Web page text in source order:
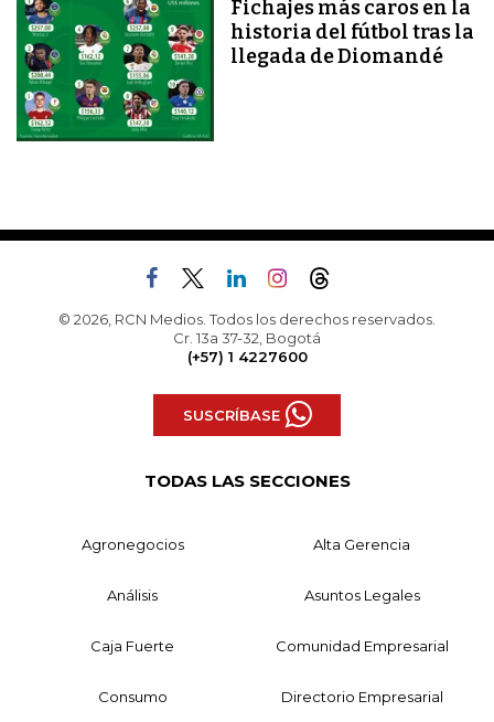
Fichajes más caros en la
historia del fútbol tras la
llegada de Diomandé
© 2026, RCN Medios. Todos los derechos reservados.
Cr. 13a 37-32, Bogotá
(+57) 1 4227600
SUSCRÍBASE
TODAS LAS SECCIONES
Agronegocios Alta Gerencia
Análisis Asuntos Legales
Caja Fuerte Comunidad Empresarial
Consumo Directorio Empresarial